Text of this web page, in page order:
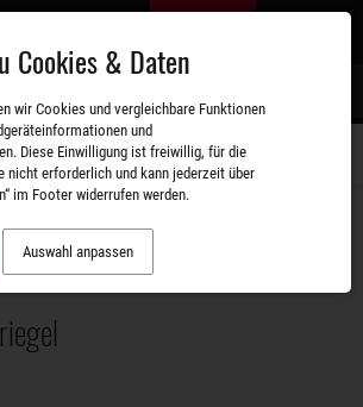
Cookies & Daten
wir Cookies und vergleichbare Funktionen
und
Diese Einwilligung ist freiwillig, für die
nicht erforderlich und kann jederzeit über
im Footer widerrufen werden.
Auswahl anpassen